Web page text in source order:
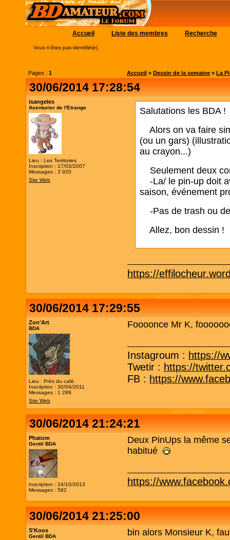
Accueil Liste des membres Recherche
Vous n'êtes pas identifié(e).
Pages : 1 Accueil » Dessin de la semaine » La
30/06/2014 17:28:54
isangeles
Aventurier de l'Etrange
Lieu : Les Territoires
Inscription : 17/03/2007
Messages : 3 920
Site Web
Salutations les BDA !
Alors on va faire
(ou un gars)
au crayon...)
Seulement deux
-La/ le pin-up doit
saison, événement
-Pas de trash ou
Allez, bon dessin !
https://
30/06/2014 17:29:55
Zon'Art
BDA
Lieu : Près du café.
Inscription : 30/04/2011
Messages : 1 289
Site Web
Foooonce Mr K,
Instagroum : https://
Twetir : https://
FB : https://
30/06/2014 21:24:21
Phatom
Gentil BDA
Inscription : 24/10/2013
Messages : 582
Deux PinUps la même
habitué
https://
30/06/2014 21:25:00
S'Koos
Gentil BDA bin alors Monsieur K,